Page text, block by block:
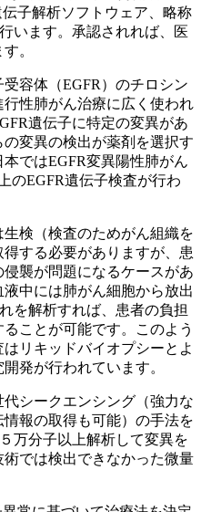
子解析ソフトウェア、略称
います。承認されれば、医
。
容体（EGFR）のチロシン
性肺がん治療に広く使われ
遺伝子に特定の変異があ
変異の検出が薬剤を選択す
ではEGFR変異陽性肺がん
のEGFR遺伝子検査が行わ
検（検査のためがん組織を
する必要がありますが、患
襲が問題になるケースがあ
中には肺がん細胞から放出
を解析すれば、患者の負担
ことが可能です。このよう
リキッドバイオプシーとよ
発が行われています。
シークエンシング（強力な
報の取得も可能）の手法を
万分子以上解析して変異を
では検出できなかった微量